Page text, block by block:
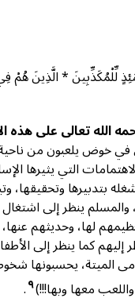
لِّلْمُكَذِّبِينَ * الَّذِينَ
تعالى على هذه
في خوض يلعبون من
التي يثيرها
بتدبيرها وتحقيقها،
ينظر إلى اشتغال
لها، وحديثهم عنها،
كما ينظر إلى
الميتة، يحسبونها
معها وبها!!!)٩.